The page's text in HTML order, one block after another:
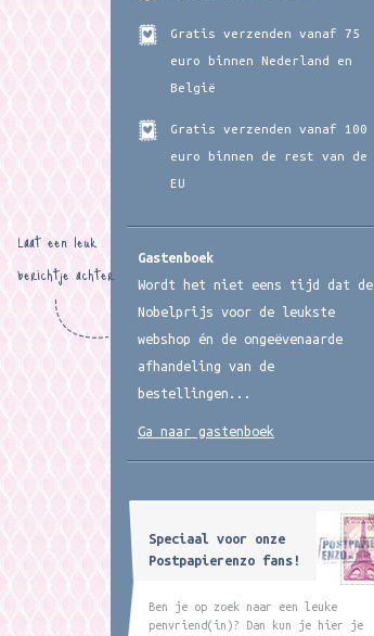
Gratis verzenden vanaf 75
euro binnen Nederland en
België
Gratis verzenden vanaf 100
euro binnen de rest van de
EU
Gastenboek
Wordt het niet eens tijd dat de
Nobelprijs voor de leukste
webshop én de ongeëvenaarde
afhandeling van de
bestellingen...
Laat een leuk
berichtje achter
Ga naar gastenboek
Speciaal voor onze
Postpapierenzo fans!
Ben je op zoek naar een leuke
penvriend(in)? Dan kun je hier je